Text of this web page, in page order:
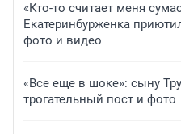
«Кто-то считает меня
Екатеринбурженка
фото и видео
«Все еще в шоке»: сыну
трогательный пост и фото